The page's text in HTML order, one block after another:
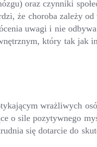
oraz czynniki
że choroba zależy od
uwagi i nie
który tak jak
wrażliwych
o sile pozytywnego
się dotarcie do